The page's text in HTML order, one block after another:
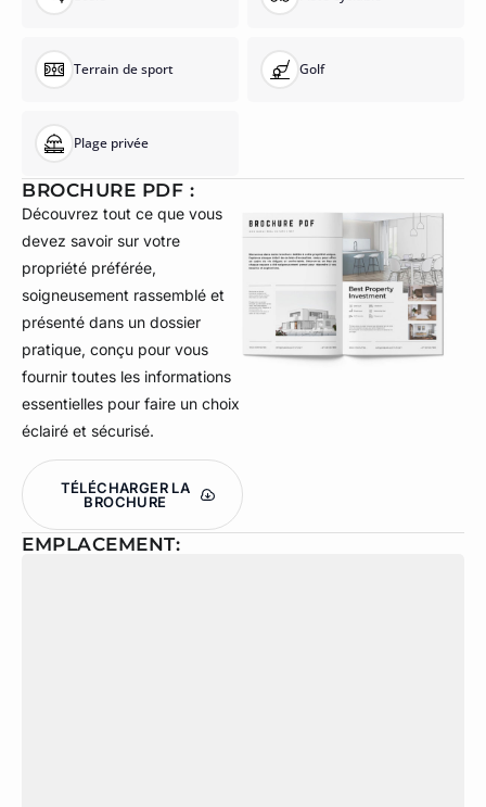
Terrain de sport Golf
Plage privée
BROCHURE PDF :
Découvrez tout ce que vous
devez savoir sur votre
propriété préférée,
soigneusement rassemblé et
présenté dans un dossier
pratique, conçu pour vous
fournir toutes les informations
essentielles pour faire un choix
éclairé et sécurisé.
TÉLÉCHARGER LA
BROCHURE
EMPLACEMENT: